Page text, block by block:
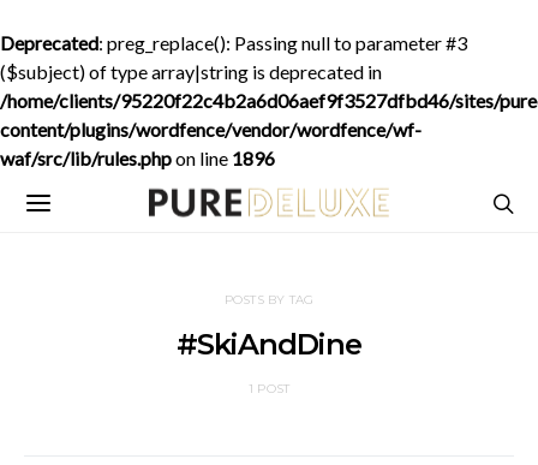
Deprecated: preg_replace(): Passing null to parameter #3
($subject) of type array|string is deprecated in
/home/clients/95220f22c4b2a6d06aef9f3527dfbd46/sites/
content/plugins/wordfence/vendor/wordfence/wf-
waf/src/lib/rules.phpon line 1896
POSTS BY TAG
#SkiAndDine
1 POST